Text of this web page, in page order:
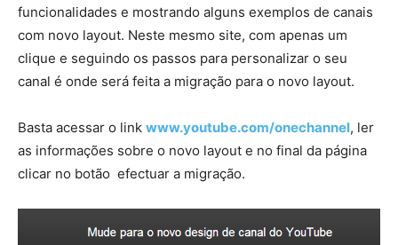
funcionalidades e mostrando alguns exemplos de canais
com novo layout. Neste mesmo site, com apenas um
clique e seguindo os passos para personalizar o seu
canal é onde será feita a migração para o novo layout.
Basta acessar o link www.youtube.com/onechannel, ler
as informações sobre o novo layout e no final da página
clicar no botão efectuar a migração.